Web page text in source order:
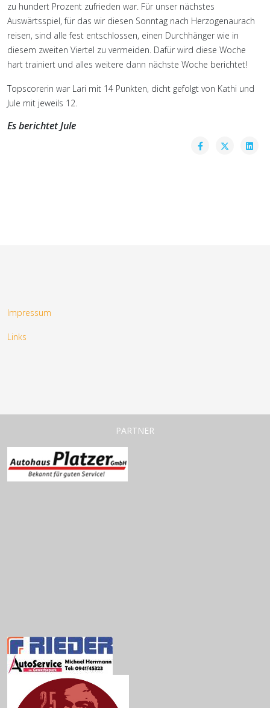
zu hundert Prozent zufrieden war. Für unser nächstes
Auswärtsspiel, für das wir diesen Sonntag nach Herzogenaurach
reisen, sind alle fest entschlossen, einen Durchhänger wie in
diesem zweiten Viertel zu vermeiden. Dafür wird diese Woche
hart trainiert und alles weitere dann nächste Woche berichtet!
Topscorerin war Lari mit 14 Punkten, dicht gefolgt von Kathi und
Jule mit jeweils 12.
Es berichtet Jule
Impressum
Links
PARTNER